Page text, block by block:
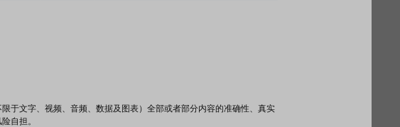
于文字、视频、音频、数据及图表）全部或者部分内容的准确性、真实
自担。